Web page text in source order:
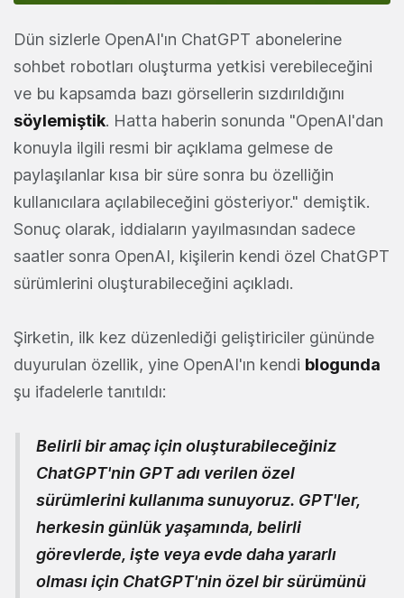
Dün sizlerle OpenAI'ın ChatGPT abonelerine
sohbet robotları oluşturma yetkisi verebileceğini
ve bu kapsamda bazı görsellerin sızdırıldığını
söylemiştik. Hatta haberin sonunda "OpenAI'dan
konuyla ilgili resmi bir açıklama gelmese de
paylaşılanlar kısa bir süre sonra bu özelliğin
kullanıcılara açılabileceğini gösteriyor." demiştik.
Sonuç olarak, iddiaların yayılmasından sadece
saatler sonra OpenAI, kişilerin kendi özel ChatGPT
sürümlerini oluşturabileceğini açıkladı.
Şirketin, ilk kez düzenlediği geliştiriciler gününde
duyurulan özellik, yine OpenAI'ın kendi blogunda
şu ifadelerle tanıtıldı:
Belirli bir amaç için oluşturabileceğiniz
ChatGPT'nin GPT adı verilen özel
sürümlerini kullanıma sunuyoruz. GPT'ler,
herkesin günlük yaşamında, belirli
görevlerde, işte veya evde daha yararlı
olması için ChatGPT'nin özel bir sürümünü